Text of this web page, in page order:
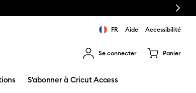
Next
FR Aide Accessibilité
Se connecter Panier
S'abonner à Cricut Access